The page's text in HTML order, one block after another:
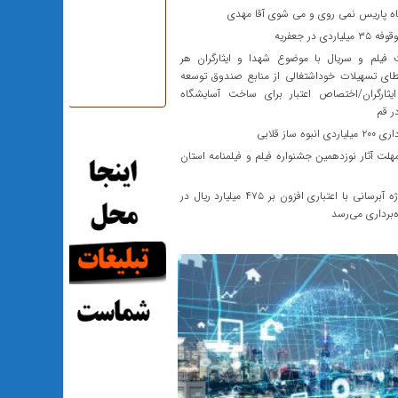
پاریس نمی روی و می شوی آقا مهدی
در جعفریه
و سریال با موضوع شهدا و ایثارگران هر
تسهیلات خوداشتغالی از منابع صندوق توسعه
اختصاص اعتبار برای ساخت آسایشگاه
قم
ساز قلابی
آثار نوزدهمین جشنواره فیلم و فیلمنامه استان
۲۰ پروژه آبرسانی با اعتباری افزون بر ۴۷۵ میلیارد ریال در
می‌رسد